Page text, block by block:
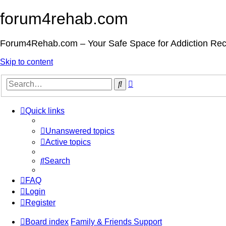
forum4rehab.com
Forum4Rehab.com – Your Safe Space for Addiction
Skip to content
Search
Quick links
Unanswered topics
Active topics
Search
FAQ
Login
Register
Board index Family & Friends Support